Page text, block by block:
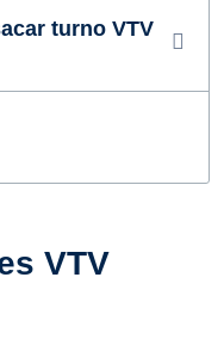
turno VTV
VTV